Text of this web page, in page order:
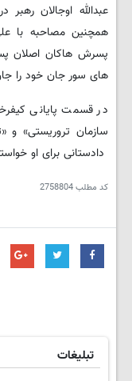
همچنین مصاحبه با
های سور جان خود را
در قسمت پایانی
سازمان تروریستی» و
دادستانی برای او خواستار حکم حبس
کد مطلب2758804
تبلیغات